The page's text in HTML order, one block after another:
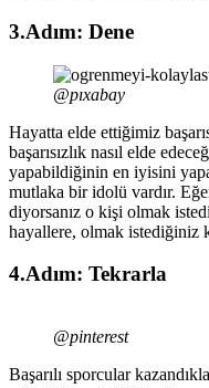
3.Adım: Dene
@pıxabay
Hayatta elde ettiğimiz
başarısızlık nasıl elde
yapabildiğinin en iyisini
mutlaka bir idolü vardır.
diyorsanız o kişi olmak
hayallere, olmak istediğiniz
4.Adım: Tekrarla
@pinterest
Başarılı sporcular